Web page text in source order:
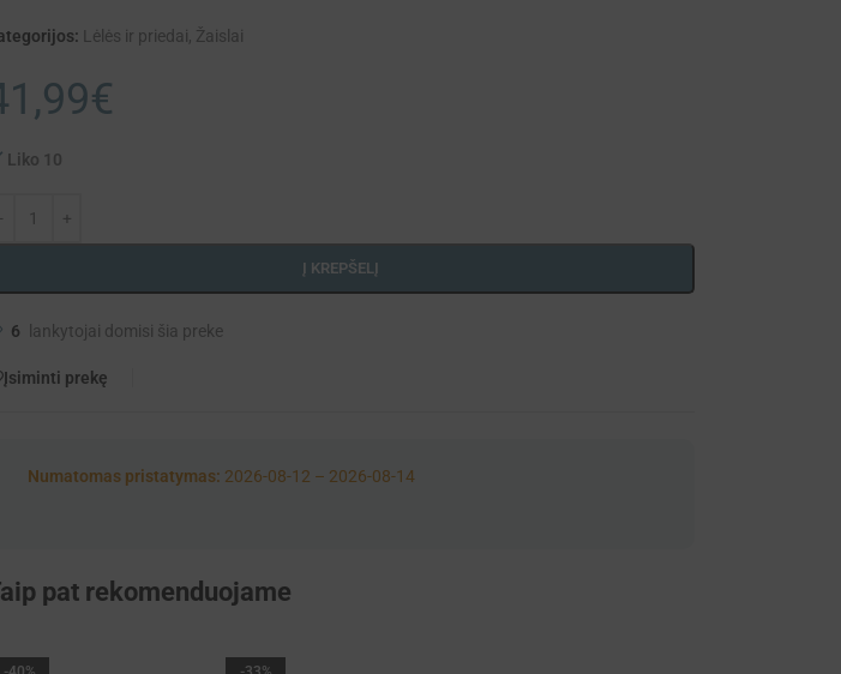
Lėlės ir priedai, Žaislai
€
Liko 10
Į KREPŠELĮ
6 lankytojai domisi šia preke
Įsiminti prekę
Numatomas pristatymas: 2026-08-12 – 2026-08-14
pat rekomenduojame